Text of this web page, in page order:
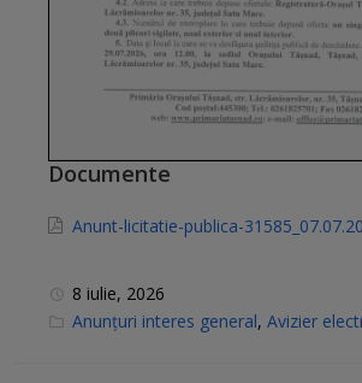
Documente
Anunt-licitatie-publica-
8 iulie, 2026
C
Anunțuri interes general, Avizier